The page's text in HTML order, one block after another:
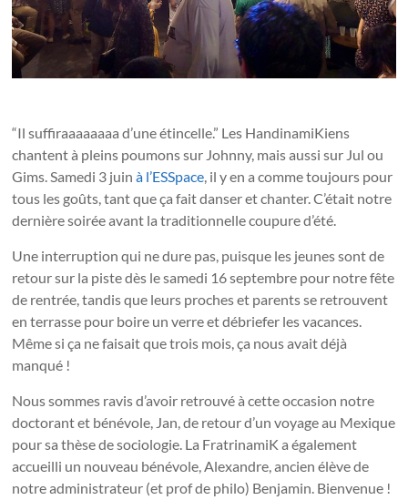
“Il suffiraaaaaaaa d’une étincelle.” Les HandinamiKiens
chantent à pleins poumons sur Johnny, mais aussi sur Jul ou
Gims. Samedi 3 juinà l’ESSpace, il y en a comme toujours pour
tous les goûts, tant que ça fait danser et chanter. C’était notre
dernière soirée avant la traditionnelle coupure d’été.
Une interruption qui ne dure pas, puisque les jeunes sont de
retour sur la piste dès le samedi 16 septembre pour notre fête
de rentrée, tandis que leurs proches et parents se retrouvent
en terrasse pour boire un verre et débriefer les vacances.
Même si ça ne faisait que trois mois, ça nous avait déjà
manqué !
Nous sommes ravis d’avoir retrouvé à cette occasion notre
doctorant et bénévole, Jan, de retour d’un voyage au Mexique
pour sa thèse de sociologie. La FratrinamiK a également
accueilli un nouveau bénévole, Alexandre, ancien élève de
notre administrateur (et prof de philo) Benjamin. Bienvenue !